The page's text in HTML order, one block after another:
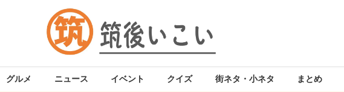
グルメ ニュース イベント クイズ 街ネタ・小ネタ まとめ